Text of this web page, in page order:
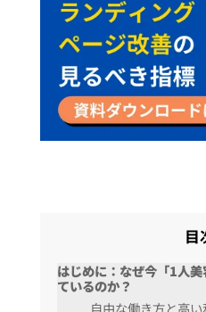
目
はじめに：なぜ今「1人
ているのか？
自由な働き方と高